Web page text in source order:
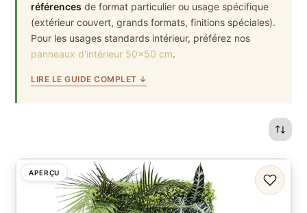
références de format particulier ou usage spécifique
(extérieur couvert, grands formats, finitions spéciales).
Pour les usages standards intérieur, préférez nos
panneaux d'intérieur 50×50 cm.
LIRE LE GUIDE COMPLET ↓
APERÇU